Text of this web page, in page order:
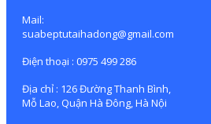
Mail:
suabeptutaihadong@gmail.com
Điện thoại : 0975 499 286
Địa chỉ : 126 Đường Thanh Bình,
Mỗ Lao, Quận Hà Đông, Hà Nội